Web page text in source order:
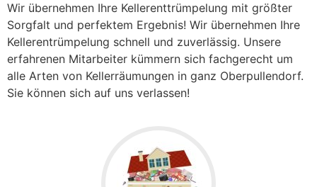
Wir übernehmen Ihre Kellerenttrümpelung mit größter
Sorgfalt und perfektem Ergebnis! Wir übernehmen Ihre
Kellerentrümpelung schnell und zuverlässig. Unsere
erfahrenen Mitarbeiter kümmern sich fachgerecht um
alle Arten von Kellerräumungen in ganz Oberpullendorf.
Sie können sich auf uns verlassen!